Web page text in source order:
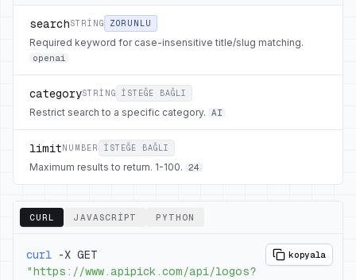
searchSTRING ZORUNLU
Required keyword for case-insensitive title/slug matching.
openai
categorySTRING ISTEĞE BAĞLI
Restrict search to a specific category. AI
limit NUMBER ISTEĞE BAĞLI
Maximum results to return. 1-100. 24
CURL JAVASCRIPT PYTHON
kopyala
curl
"https://www.apipick.com/api/logos?